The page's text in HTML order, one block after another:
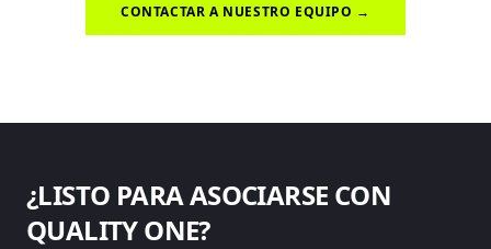
CONTACTAR A NUESTRO EQUIPO →
¿LISTO PARA ASOCIARSE CON
QUALITY ONE?